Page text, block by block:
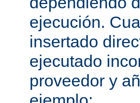
ejecución.
insertado
ejecutado
proveedor y